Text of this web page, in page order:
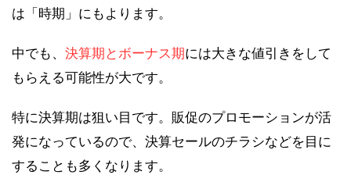
は「時期」にもよります。
中でも、 決算期とボーナス期には大きな値引きをして
もらえる可能性が大です。
特に決算期は狙い目です。販促のプロモーションが活
発になっているので、決算セールのチラシなどを目に
することも多くなります。